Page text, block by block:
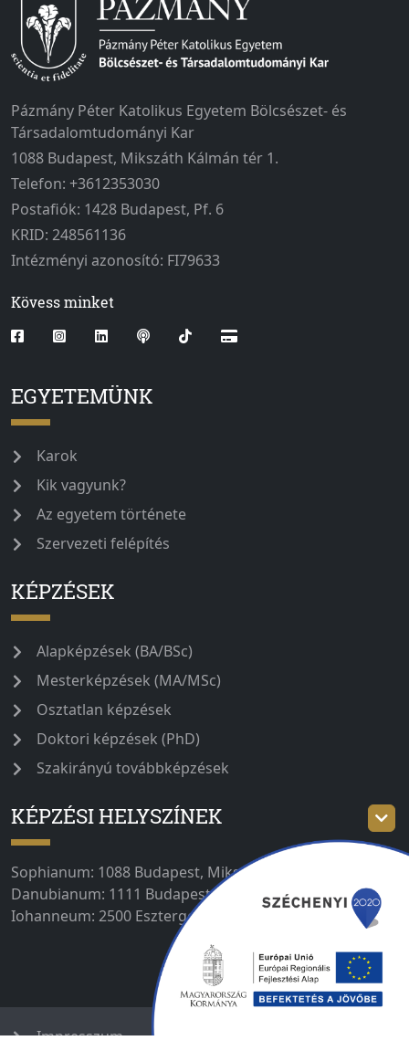
Pázmány Péter Katolikus Egyetem Bölcsészet- és
Társadalomtudományi Kar
1088 Budapest, Mikszáth Kálmán tér 1.
Telefon: +3612353030
Postafiók: 1428 Budapest, Pf. 6
KRID: 248561136
Intézményi azonosító: FI79633
Kövess minket
EGYETEMÜNK
Karok
Kik vagyunk?
Az egyetem története
Szervezeti felépítés
KÉPZÉSEK
Alapképzések (BA/BSc)
Mesterképzések (MA/MSc)
Osztatlan képzések
Doktori képzések (PhD)
Szakirányú továbbképzések
KÉPZÉSI HELYSZÍNEK
Sophianum: 1088 Budapest, Mikszáth tér 1. |
Danubianum: 1111 Budapest, Bertalan Lajos u. 2. |
Iohanneum: 2500 Esztergom, Majer István út 1–3.
Impresszum